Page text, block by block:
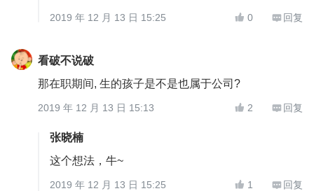
2019 年 12 月 13 日 15:25  0  回复
看破不说破
那在职期间, 生的孩子是不是也属于公司?
2019 年 12 月 13 日 15:13  2  回复
张晓楠
这个想法，牛~
2019 年 12 月 13 日 15:25  1  回复